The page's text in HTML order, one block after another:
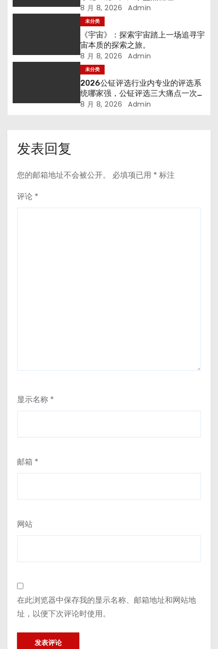
8 月 8, 2026 Admin
未分类
《宇宙》：探索宇宙踏上一场追寻宇
宙本质的探索之旅。
8 月 8, 2026 Admin
未分类
2026公钲评选行业内专业的评选系
统哪家强，公钲评选三大痛点一次击
穿
8 月 8, 2026 Admin
发表回复
您的邮箱地址不会被公开。 必填项已用 * 标注
评论 *
显示名称 *
邮箱 *
网站
在此浏览器中保存我的显示名称、邮箱地址和网站地
址，以便下次评论时使用。